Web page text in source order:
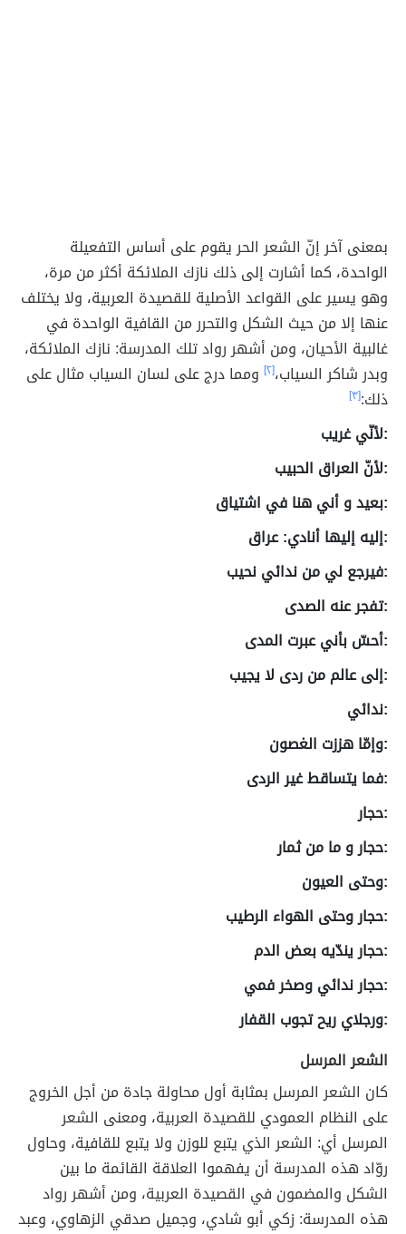
بمعنى آخر إنّ الشعر الحر يقوم على أساس التفعيلة
الواحدة، كما أشارت إلى ذلك نازك الملائكة أكثر من مرة،
وهو يسير على القواعد الأصلية للقصيدة العربية، ولا يختلف
عنها إلا من حيث الشكل والتحرر من القافية الواحدة في
غالبية الأحيان، ومن أشهر رواد تلك المدرسة: نازك الملائكة،
وبدر شاكر السياب،[٢]
ومما درج على لسان السياب مثال على
ذلك:[٣]
:لأنّي غريب
:لأنّ العراق الحبيب
:بعيد و أني هنا في اشتياق
:إليه إليها أنادي: عراق
:فيرجع لي من ندائي نحيب
:تفجر عنه الصدى
:أحسّ بأني عبرت المدى
:إلى عالم من ردى لا يجيب
:ندائي
:وإمّا هززت الغصون
:فما يتساقط غير الردى
:حجار
:حجار و ما من ثمار
:وحتى العيون
:حجار وحتى الهواء الرطيب
:حجار يندّيه بعض الدم
:حجار ندائي وصخر فمي
:ورجلاي ريح تجوب القفار
الشعر المرسل
كان الشعر المرسل بمثابة أول محاولة جادة من أجل الخروج
على النظام العمودي للقصيدة العربية، ومعنى الشعر
المرسل أي: الشعر الذي يتبع للوزن ولا يتبع للقافية، وحاول
روّاد هذه المدرسة أن يفهموا العلاقة القائمة ما بين
الشكل والمضمون في القصيدة العربية، ومن أشهر رواد
هذه المدرسة: زكي أبو شادي، وجميل صدقي الزهاوي، وعبد